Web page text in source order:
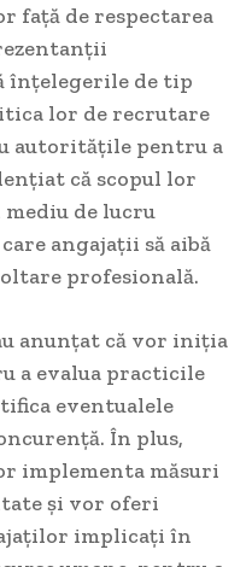
față de respectarea
înțelegerile de tip
lor de recrutare
autoritățile pentru a
că scopul lor
de lucru
angajații să aibă
profesională.
anunțat că vor iniția
a evalua practicile
eventualele
În plus,
implementa măsuri
și vor oferi
implicați în